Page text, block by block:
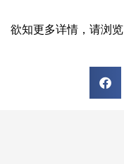
欲知更多详情，请浏览